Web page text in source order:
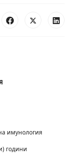
имунология
години